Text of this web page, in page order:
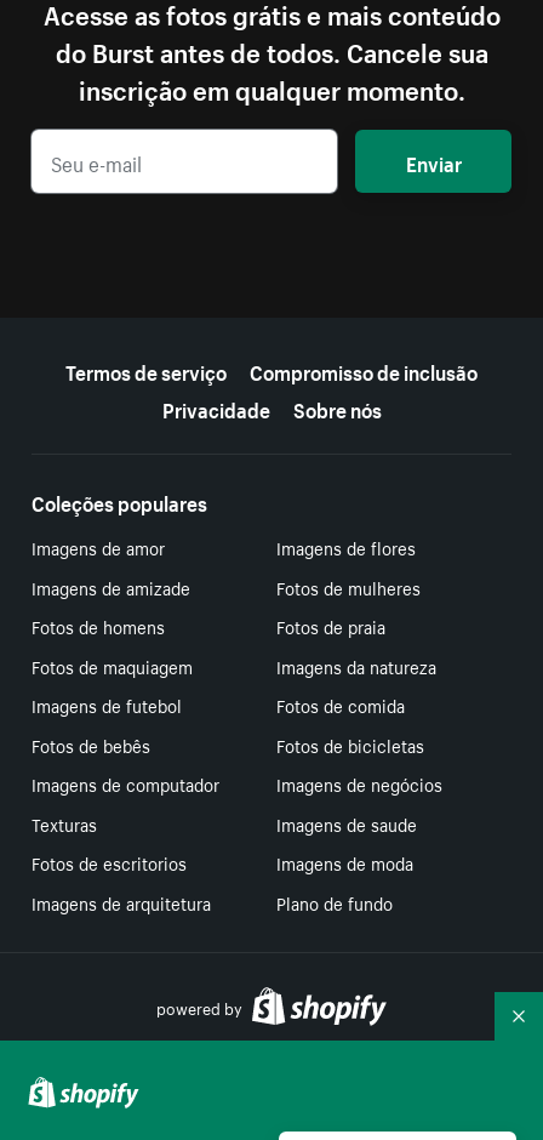
Acesse as fotos grátis e mais conteúdo
do Burst antes de todos. Cancele sua
inscrição em qualquer momento.
Enviar
Termos de serviço
Compromisso de inclusão
Privacidade
Sobre nós
Coleções populares
Imagens de amor
Imagens de flores
Imagens de amizade
Fotos de mulheres
Fotos de homens
Fotos de praia
Fotos de maquiagem
Imagens da natureza
Imagens de futebol
Fotos de comida
Fotos de bebês
Fotos de bicicletas
Imagens de computador
Imagens de negócios
Texturas
Imagens de saude
Fotos de escritorios
Imagens de moda
Imagens de arquitetura
Plano de fundo
powered by
Suas escolhas de privacidade